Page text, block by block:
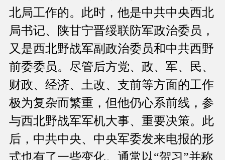
北局工作的。此时，他是中共中央西北
局书记、陕甘宁晋绥联防军政治委员，
又是西北野战军副政治委员和中共西野
前委委员。尽管后方党、政、军、民、
财政、经济、土改、支前等方面的工作
极为复杂而繁重，但他仍心系前线，参
与西北野战军军机大事、重要决策。此
后，中共中央、中央军委发来电报的形
式也有了一些变化。通常以“贺习”并称